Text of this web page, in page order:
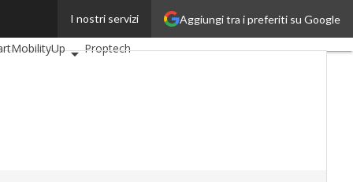
Aggiungi tra i preferiti su Google
I nostri servizi
Proptech